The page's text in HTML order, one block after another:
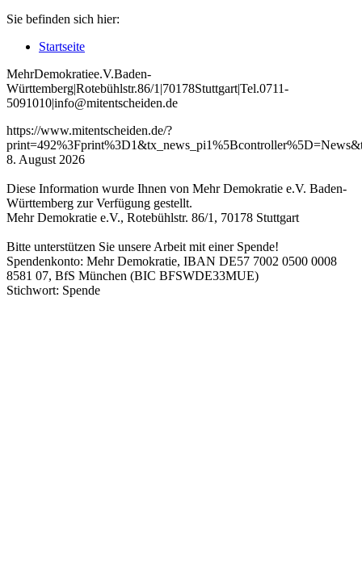
Sie befinden sich hier:
Startseite
MehrDemokratiee.V.Baden-
Württemberg|Rotebühlstr.86/1 |70178Stuttgart|Tel.0711-
5091010|info@mitentscheiden.de
https://www.mitentscheiden.de/?
8. August 2026
Diese Information wurde Ihnen von Mehr Demokratie e.V. Baden-
Württemberg zur Verfügung gestellt.
Mehr Demokratie e.V., Rotebühlstr. 86/1, 70178 Stuttgart
Bitte unterstützen Sie unsere Arbeit mit einer Spende!
Spendenkonto: Mehr Demokratie, IBAN DE57 7002 0500 0008
8581 07, BfS München (BIC BFSWDE33MUE)
Stichwort: Spende